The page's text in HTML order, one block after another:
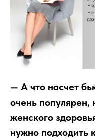
— А что насчет
очень популярен,
женского
нужно подходить